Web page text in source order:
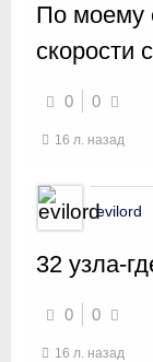
По моему
скорости
0 0
16 л. назад
evilord
32 узла-
0 0
16 л. назад